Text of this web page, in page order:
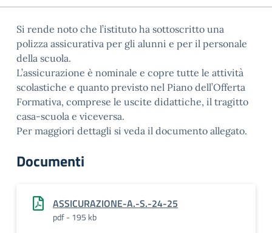
Si rende noto che l’istituto ha sottoscritto una
polizza assicurativa per gli alunni e per il personale
della scuola.
L’assicurazione è nominale e copre tutte le attività
scolastiche e quanto previsto nel Piano dell’Offerta
Formativa, comprese le uscite didattiche, il tragitto
casa-scuola e viceversa.
Per maggiori dettagli si veda il documento allegato.
Documenti
ASSICURAZIONE-A.-S.-24-25
pdf - 195 kb